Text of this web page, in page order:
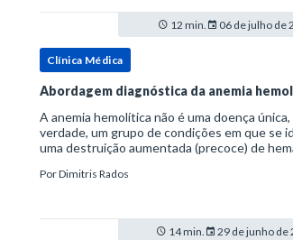
12 min. 06 de julho de
Clínica Médica
Abordagem diagnóstica da anemia
A anemia hemolítica não é uma doença única,
verdade, um grupo de condições em que se
uma destruição aumentada (precoce) de
óssea.Como a vida média normal da hemácia é
PorDimitris Rados
14 min. 29 de junho de